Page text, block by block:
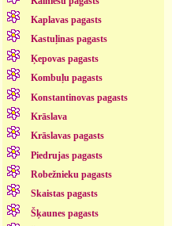
Kaplavas pagasts
Kastuļinas pagasts
Ķepovas pagasts
Kombuļu pagasts
Konstantinovas pagasts
Krāslava
Krāslavas pagasts
Piedrujas pagasts
Robežnieku pagasts
Skaistas pagasts
Šķaunes pagasts